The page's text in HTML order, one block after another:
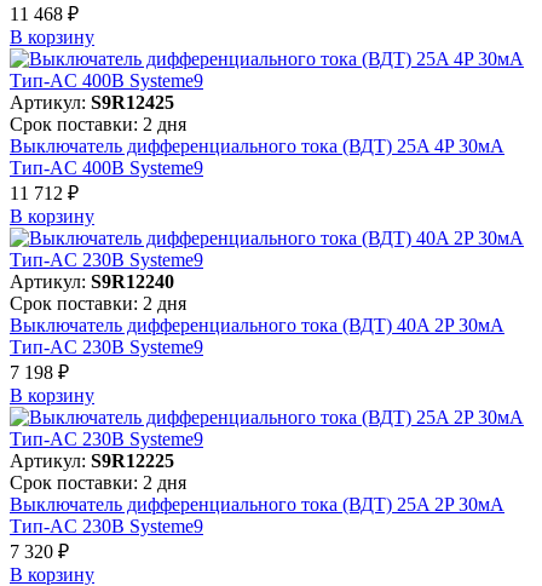
11 468 ₽
В корзинy
Артикул: S9R12425
Срок поставки: 2 дня
Выключатель дифференциального тока (ВДТ) 25A 4P 30мА
Тип-AC 400В Systeme9
11 712 ₽
В корзинy
Артикул: S9R12240
Срок поставки: 2 дня
Выключатель дифференциального тока (ВДТ) 40A 2P 30мА
Тип-AC 230В Systeme9
7 198 ₽
В корзинy
Артикул: S9R12225
Срок поставки: 2 дня
Выключатель дифференциального тока (ВДТ) 25A 2P 30мА
Тип-AC 230В Systeme9
7 320 ₽
В корзинy